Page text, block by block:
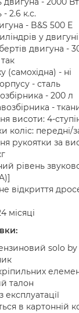
- 2.6 к.с.
- B&S 500 Е
у двигуні
двигуна -
(самохідна) - ні
- сталь
- 200 л
-
висоти: 4-
коліс: передні/
рукоятки за
рівень
відкриття
місяці
solo by
талон
експлуатації
в картонній